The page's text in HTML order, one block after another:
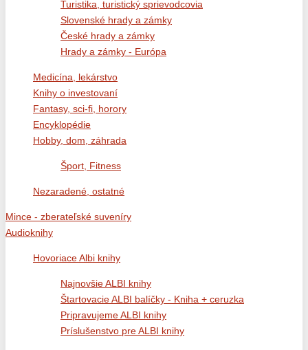
Turistika, turistický sprievodcovia
Slovenské hrady a zámky
České hrady a zámky
Hrady a zámky - Európa
Medicína, lekárstvo
Knihy o investovaní
Fantasy, sci-fi, horory
Encyklopédie
Hobby, dom, záhrada
Šport, Fitness
Nezaradené, ostatné
Mince - zberateľské suveníry
Audioknihy
Hovoriace Albi knihy
Najnovšie ALBI knihy
Štartovacie ALBI balíčky - Kniha + ceruzka
Pripravujeme ALBI knihy
Príslušenstvo pre ALBI knihy